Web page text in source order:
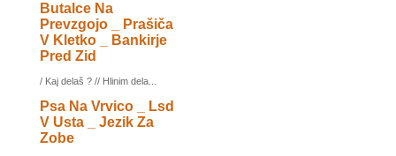
Butalce Na
Prevzgojo _ Prašiča
V Kletko _ Bankirje
Pred Zid
/ Kaj delaš ? // Hlinim dela...
Psa Na Vrvico _ Lsd
V Usta _ Jezik Za
Zobe